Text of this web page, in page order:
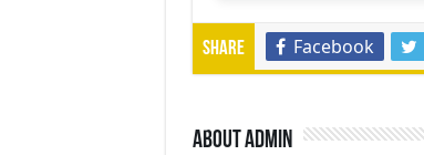
Share Facebook
About admin